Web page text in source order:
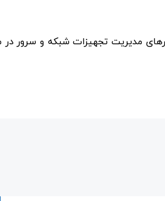
مدیریت تجهیزات شبکه و سرور